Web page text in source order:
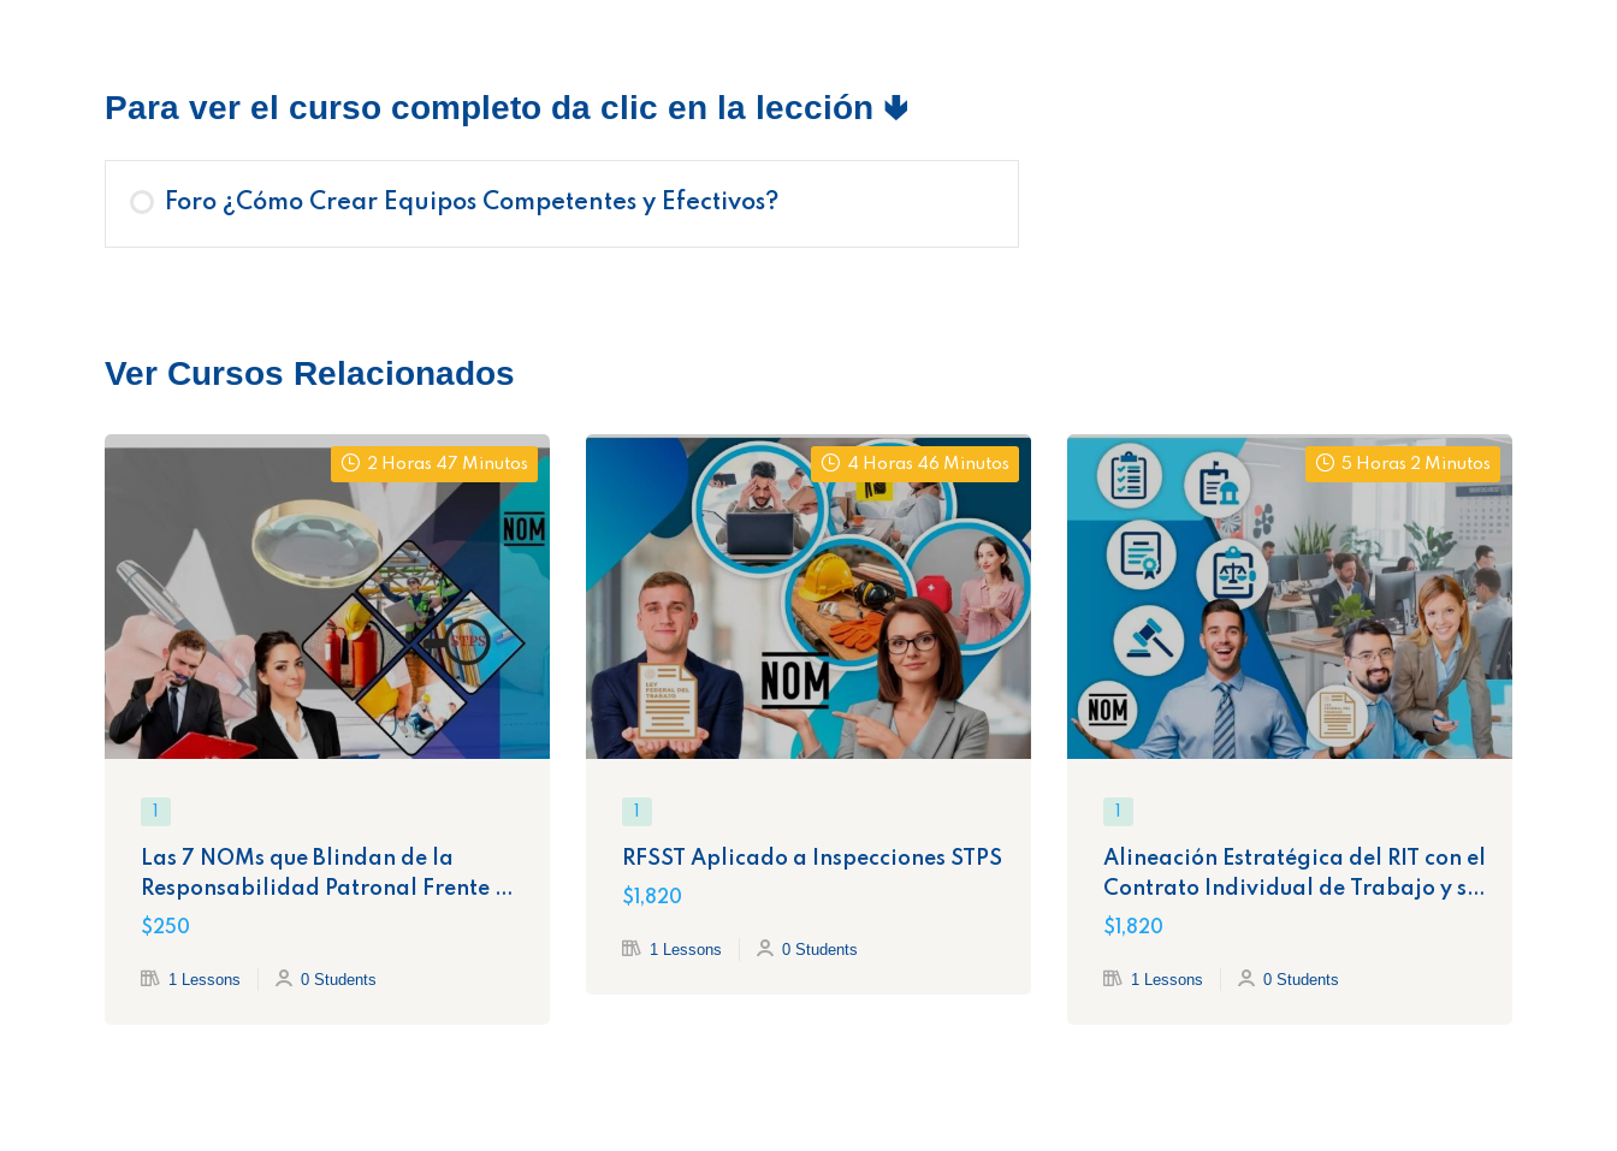
Para ver el curso completo da clic en la lección 🢃
Foro ¿Cómo Crear Equipos Competentes y Efectivos?
Ver Cursos Relacionados
2 Horas 47 Minutos
Las 7 NOMs que Blindan de la
Responsabilidad Patronal Frente a
la STPS
$250
1 Lessons 0 Students
4 Horas 46 Minutos
RFSST Aplicado a Inspecciones STPS
$1,820
1 Lessons 0 Students
5 Horas 2 Minutos
Alineación Estratégica del RIT con el
Contrato Individual de Trabajo y sus
Cláusulas Clave
$1,820
1 Lessons 0 Students